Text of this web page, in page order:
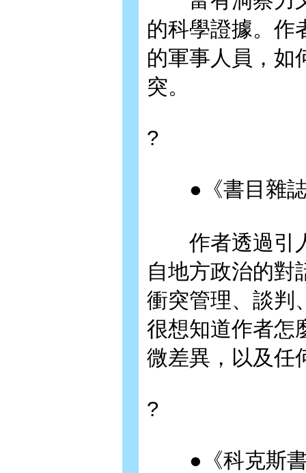
的科學證據。作
的軍事人員，如
突。
?
●《書目雜
作者透過引人
自地方政治的對
衝突管理、談判
很想知道作者怎
微差異，以及任
?
●《科克斯書